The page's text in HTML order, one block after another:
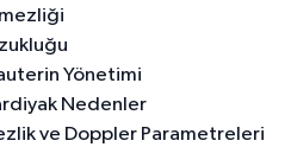
Yönetimi
Nedenler
ve Doppler Parametreleri